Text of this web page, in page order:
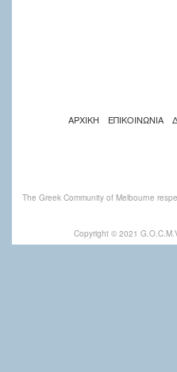
ΑΡΧΙΚΗ ΕΠΙΚΟΙΝΩΝΙΑ
The Greek Community of Melbourne
Copyright © 2021